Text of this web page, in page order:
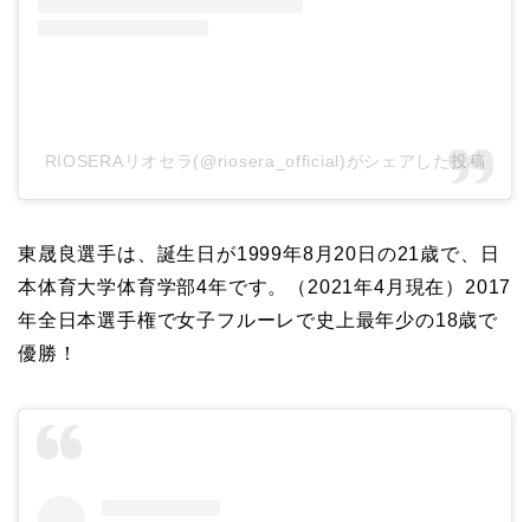
RIOSERAリオセラ(@riosera_official)がシェアした投稿
東晟良選手は、誕生日が1999年8月20日の21歳で、日
本体育大学体育学部4年です。（2021年4月現在）2017
年全日本選手権で女子フルーレで史上最年少の18歳で
優勝！